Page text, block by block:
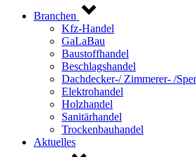
Branchen
Kfz-Handel
GaLaBau
Baustoffhandel
Beschlagshandel
Dachdecker-/ Zimmerer- /
Elektrohandel
Holzhandel
Sanitärhandel
Trockenbauhandel
Aktuelles